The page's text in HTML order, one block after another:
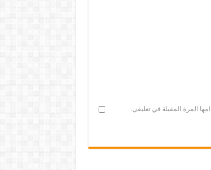
المرة المقبلة في تعليقي.